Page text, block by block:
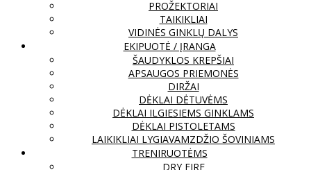
PROŽEKTORIAI
TAIKIKLIAI
VIDINĖS GINKLŲ DALYS
EKIPUOTĖ / ĮRANGA
ŠAUDYKLOS KREPŠIAI
APSAUGOS PRIEMONĖS
DIRŽAI
DĖKLAI DĖTUVĖMS
DĖKLAI ILGIESIEMS GINKLAMS
DĖKLAI PISTOLETAMS
LAIKIKLIAI LYGIAVAMZDŽIO ŠOVINIAMS
TRENIRUOTĖMS
DRY FIRE